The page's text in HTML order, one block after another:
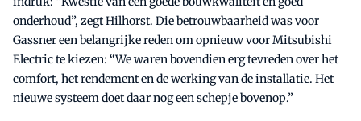
onderhoud”, zegt Hilhorst. Die betrouwbaarheid was voor
Gassner een belangrijke reden om opnieuw voor Mitsubishi
Electric te kiezen: “We waren bovendien erg tevreden over het
comfort, het rendement en de werking van de installatie. Het
nieuwe systeem doet daar nog een schepje bovenop.”